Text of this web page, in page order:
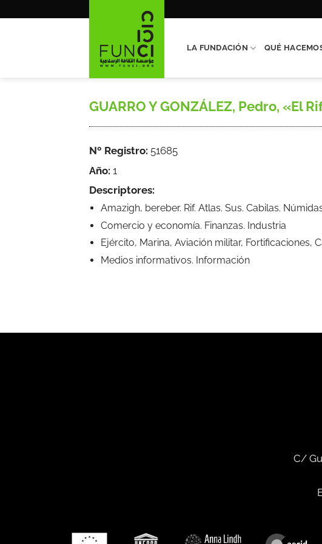
LA FUNDACIÓN QUÉ
GUARRO Y GONZÁLEZ, Pedro, «El
Nº Registro: 51685
Año: 1
Descriptores:
Amazigh, bereber. Rif. Atlas. Sus. Cabilas.
Comercio y economía. Finanzas. Industria
Ejército, Marina, Aviación militar, Fortificaciones,
Medios informativos. Información
C/